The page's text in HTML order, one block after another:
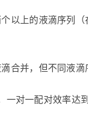
以上的液滴序列
合并，但不同液
一对一配对效率达